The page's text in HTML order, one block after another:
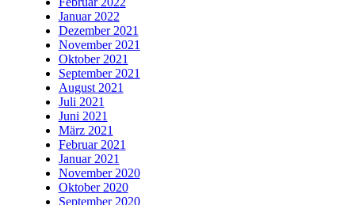
Januar 2022
Dezember 2021
November 2021
Oktober 2021
September 2021
August 2021
Juli 2021
Juni 2021
März 2021
Februar 2021
Januar 2021
November 2020
Oktober 2020
September 2020